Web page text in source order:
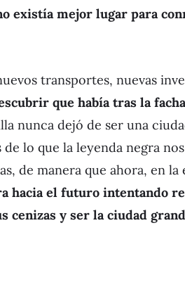
existía mejor lugar para
transportes, nuevas
que había tras la
nunca dejó de ser una
lo que la leyenda negra
de manera que ahora, en la
hacia el futuro intentando
cenizas y ser la ciudad